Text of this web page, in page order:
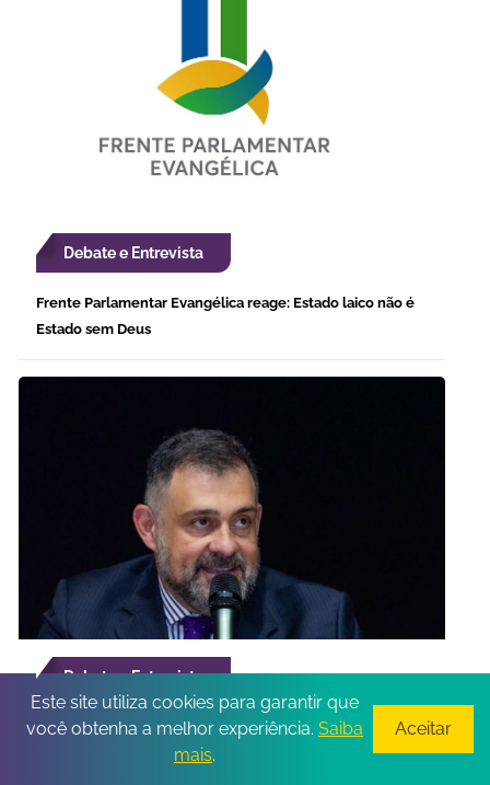
Debate e Entrevista
Frente Parlamentar Evangélica reage: Estado laico não é
Estado sem Deus
Debate e Entrevista
Marcello Perino explica quando dívida fiscal pode levar
uma empresa à falência
Este site utiliza cookies para garantir que
você obtenha a melhor experiência. Saiba
mais.
Aceitar